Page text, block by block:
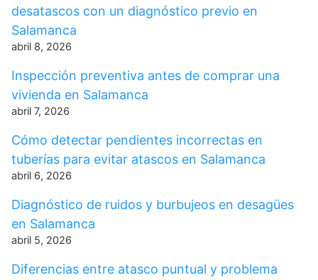
desatascos con un diagnóstico previo en
Salamanca
abril 8, 2026
Inspección preventiva antes de comprar una
vivienda en Salamanca
abril 7, 2026
Cómo detectar pendientes incorrectas en
tuberías para evitar atascos en Salamanca
abril 6, 2026
Diagnóstico de ruidos y burbujeos en desagües
en Salamanca
abril 5, 2026
Diferencias entre atasco puntual y problema